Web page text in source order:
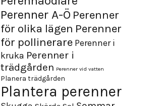
Perenner A-Ö Perenner
för olika lägen Perenner
för pollinerare Perenner i
kruka Perenner i
trädgården Perenner vid vatten
Planera trädgården
Plantera perenner